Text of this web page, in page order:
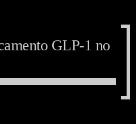
GLP-1 no